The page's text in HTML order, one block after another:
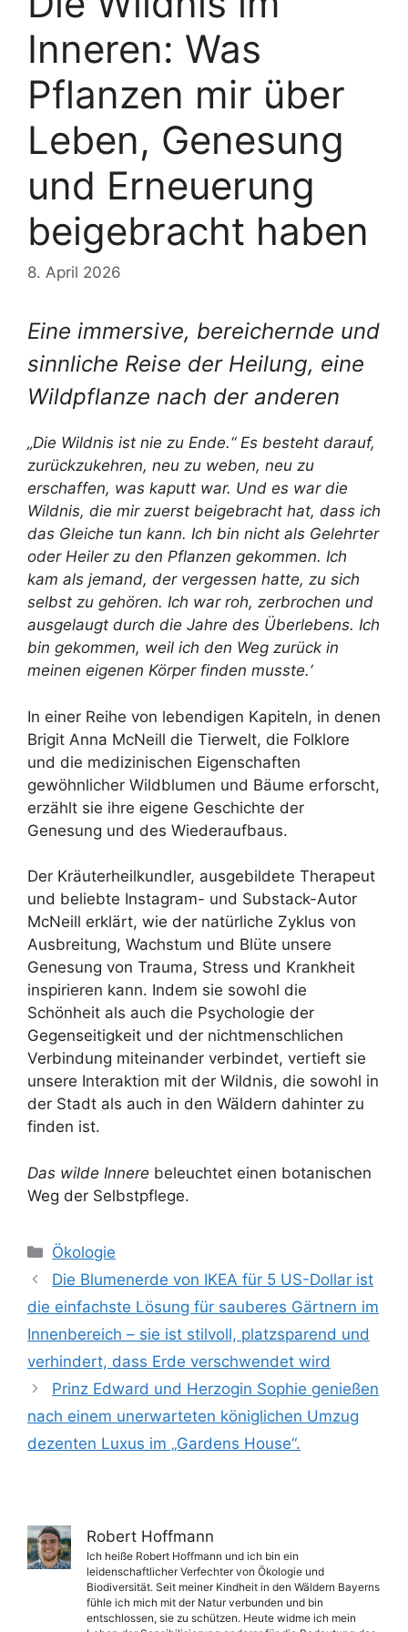
Inneren: Was
Pflanzen mir über
Leben, Genesung
und Erneuerung
beigebracht haben
8. April 2026
Eine immersive, bereichernde und
sinnliche Reise der Heilung, eine
Wildpflanze nach der anderen
„Die Wildnis ist nie zu Ende.“ Es besteht darauf,
zurückzukehren, neu zu weben, neu zu
erschaffen, was kaputt war. Und es war die
Wildnis, die mir zuerst beigebracht hat, dass ich
das Gleiche tun kann. Ich bin nicht als Gelehrter
oder Heiler zu den Pflanzen gekommen. Ich
kam als jemand, der vergessen hatte, zu sich
selbst zu gehören. Ich war roh, zerbrochen und
ausgelaugt durch die Jahre des Überlebens. Ich
bin gekommen, weil ich den Weg zurück in
meinen eigenen Körper finden musste.‘
In einer Reihe von lebendigen Kapiteln, in denen
Brigit Anna McNeill die Tierwelt, die Folklore
und die medizinischen Eigenschaften
gewöhnlicher Wildblumen und Bäume erforscht,
erzählt sie ihre eigene Geschichte der
Genesung und des Wiederaufbaus.
Der Kräuterheilkundler, ausgebildete Therapeut
und beliebte Instagram- und Substack-Autor
McNeill erklärt, wie der natürliche Zyklus von
Ausbreitung, Wachstum und Blüte unsere
Genesung von Trauma, Stress und Krankheit
inspirieren kann. Indem sie sowohl die
Schönheit als auch die Psychologie der
Gegenseitigkeit und der nichtmenschlichen
Verbindung miteinander verbindet, vertieft sie
unsere Interaktion mit der Wildnis, die sowohl in
der Stadt als auch in den Wäldern dahinter zu
finden ist.
Das wilde Innere beleuchtet einen botanischen
Weg der Selbstpflege.
Kategorien
Ökologie
Die Blumenerde von IKEA für 5 US-Dollar ist
die einfachste Lösung für sauberes Gärtnern im
Innenbereich – sie ist stilvoll, platzsparend und
verhindert, dass Erde verschwendet wird
Prinz Edward und Herzogin Sophie genießen
nach einem unerwarteten königlichen Umzug
dezenten Luxus im „Gardens House“.
Robert Hoffmann
Ich heiße Robert Hoffmann und ich bin ein
leidenschaftlicher Verfechter von Ökologie und
Biodiversität. Seit meiner Kindheit in den Wäldern Bayerns
fühle ich mich mit der Natur verbunden und bin
entschlossen, sie zu schützen. Heute widme ich mein